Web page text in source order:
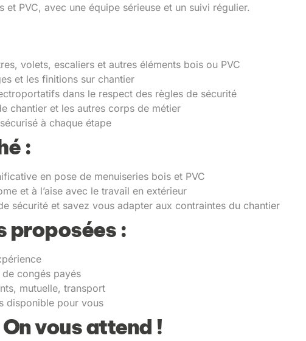
PVC, avec une équipe sérieuse et un suivi régulier.
volets, escaliers et autres éléments bois ou PVC
et les finitions sur chantier
dans le respect des règles de sécurité
chantier et les autres corps de métier
à chaque étape
:
en pose de menuiseries bois et PVC
et à l’aise avec le travail en extérieur
sécurité et savez vous adapter aux contraintes du chantier
proposées :
congés payés
mutuelle, transport
disponible pour vous
vous attend !